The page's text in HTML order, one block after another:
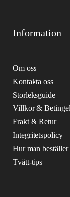
Information
Om oss
Kontakta oss
Storleksguide
Villkor &
Frakt & Retur
Integritetspolicy
Hur man beställer
Tvätt-tips